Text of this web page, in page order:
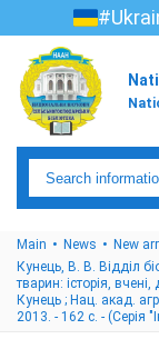
Main News New
Кунець, В. В. Відділ
тварин: історія,
Кунець ; Нац. акад.
2013. - 162 с. - (Серія